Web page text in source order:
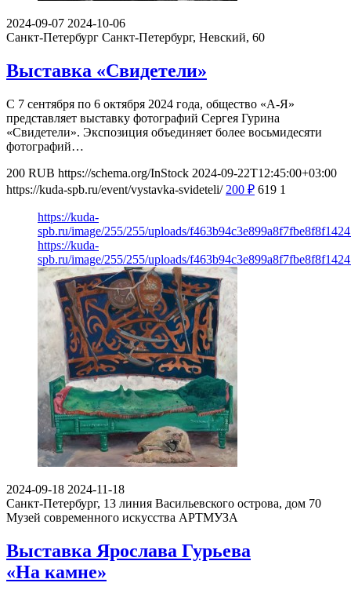
2024-09-07 2024-10-06
Санкт-Петербург Санкт-Петербург, Невский, 60
Выставка «Свидетели»
С 7 сентября по 6 октября 2024 года, общество «А-Я»
представляет выставку фотографий Сергея Гурина
«Свидетели». Экспозиция объединяет более восьмидесяти
фотографий…
200 RUB https://schema.org/InStock 2024-09-22T12:45:00+03:00
https://kuda-spb.ru/event/vystavka-svideteli/ 200 ₽ 619 1
https://kuda-
spb.ru/image/255/255/uploads/
https://kuda-
spb.ru/image/255/255/uploads/
2024-09-18 2024-11-18
Санкт-Петербург, 13 линия Васильевского острова, дом 70
Музей современного искусства АРТМУЗА
Выставка Ярослава Гурьева
«На камне»